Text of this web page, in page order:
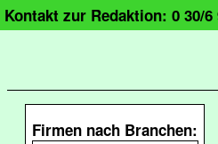
Kontakt zur Redaktion: 0 30/6
Firmen nach Branchen: